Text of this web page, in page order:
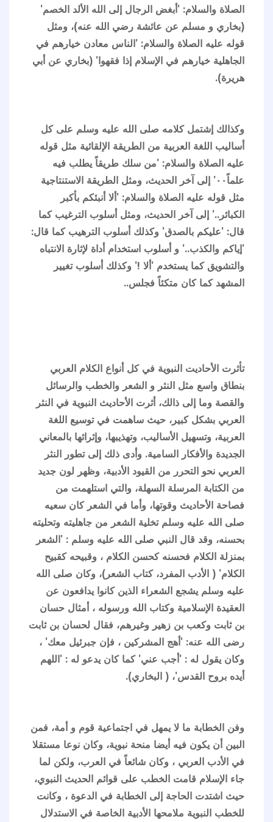
الصلاة والسلام: 'أبغض الرجال إلى الله الألد الخصم'
(بخاري و مسلم عن عائشة رضي الله عنه)، ومثل
قوله عليه الصلاة والسلام: 'الناس معادن خيارهم في
الجاهلية خيارهم في الإسلام إذا فقهوا' (بخاري عن أبي
هريرة).
وكذالك إشتمل كلامه صلى الله عليه وسلم على كل
أساليب اللغة العربية من الطريقة الإلقائية مثل قوله
عليه الصلاة والسلام: 'من سلك طريقاً يطلب فيه
علماً٠٠' إلى آخر الحديث، ومثل الطريقة الاستنتاجية
مثل قوله عليه الصلاة والسلام: 'ألا أنبئكم بأكبر
الكبائر..' إلى آخر الحديث، ومثل أسلوب الترغيب كما
قال: 'عليكم بالصدق' وكذلك أسلوب الترهيب كما قال:
'إياكم والكذب..' و أسلوب استخدام أداة لإثارة الانتباه
والتشويق كما يستخدم 'ألا !' وكذلك أسلوب تغيير
المشهد كما كان متكئاً فجلس..
تأثرت الأحاديت النبوية في كل أنواع الكلام العربي
بنطاق واسع مثل النثر و الشعر والخطب والرسائل
والقصة وما إلى ذالك، أثرت الأحاديث النبوية في النثر
العربي بشكل كبير، حيث ساهمت في توسيع اللغة
العربية، وتسهيل الأساليب، وتهذيبها، وإثرائها بالمعاني
الجديدة والأفكار السامية. وأدى ذلك إلى تطور النثر
العربي نحو التحرر من القيود الأدبية، وظهر لون جديد
من الكتابة المرسلة السهلة، والتي استلهمت من
فصاحة الأحاديث وقوتها، وأما في الشعر كان سعيه
صلى الله عليه وسلم تخلية الشعر من جاهليته وتحليته
بحسنه، وقد قال النبي صلى الله عليه وسلم : 'الشعر
بمنزلة الكلام فحسنه كحسن الكلام ، وقبيحه كقبيح
الكلام' ( الأدب المفرد، كتاب الشعر)، وكان صلى الله
عليه وسلم يشجع الشعراء الذين كانوا يدافعون عن
العقيدة الإسلامية وكتاب الله ورسوله ، أمثال حسان
بن ثابت وكعب بن زهير وغيرهم، فقال لحسان بن ثابت
رضى الله عنه: 'أهج المشركين ، فإن جبرئيل معك' ،
وكان يقول له : 'أجب عني' كما كان يدعو له : 'اللهم
أيده بروح القدس'، ( البخاري).
وفن الخطابة ما لا يمهل في اجتماعية قوم و أمة، فمن
البين أن يكون فيه أيضا منحة نبوية، وكان نوعا مستقلا
في الأدب العربي ، وكان شائعاً في العرب، ولكن لما
جاء الإسلام قامت الخطب على قوائم الحديث النبوي،
حيث اشتدت الحاجة إلى الخطابة في الدعوة ، وكانت
للخطب النبوية ملامحها الأدبية الخاصة في الاستدلال